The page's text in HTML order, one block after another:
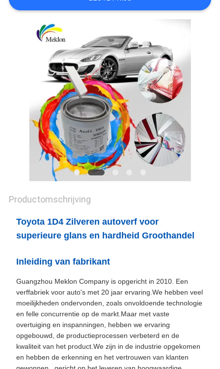
SITEMAP
PRIVACYBELEID
Productomschrijving
Toyota 1D4 Zilveren autoverf voor
superieure glans en hardheid Groothandel
Inleiding van fabrikant
Guangzhou Meklon Company is opgericht in 2010. Een
verffabriek voor auto's met 20 jaar ervaring.We hebben veel
moeilijkheden ondervonden, zoals onvoldoende technologie
en felle concurrentie op de markt.Maar met vaste
overtuiging en inspanningen, hebben we ervaring
opgebouwd, de productieprocessen verbeterd en de
kwaliteit van het product.We zijn in de industrie opgekomen
en hebben de erkenning en het vertrouwen van klanten